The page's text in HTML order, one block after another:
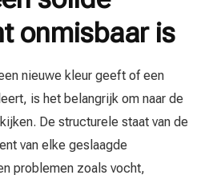
onmisbaar is
nieuwe kleur geeft of een
is het belangrijk om naar de
kijken. De structurele staat van de
van elke geslaagde
problemen zoals vocht,